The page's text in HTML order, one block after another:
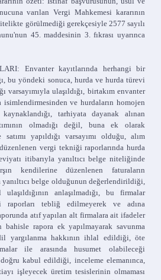
varılan Vergi Mahkemesi kararının
görülmediği gerekçesiyle 2577 sayılı
45. maddesinin 3. fıkrası uyarınca
Envanter kayıtlarında herhangi bir
bu yöndeki sonuca, hurda ve hurda türevi
varsayımıyla ulaşıldığı, birtakım envanter
ve hurdaların homojen
kaynaklandığı, tarhiyata dayanak alınan
olmadığı değil, buna ek olarak
yapıldığı varsayımı olduğu, alım
vergi tekniği raporlarında hurda
itibarıyla yanıltıcı belge niteliğinde
kendilerine düzenlenen faturaların
yanıltıcı belge olduğunun değerlendirildiği,
anlaşılmadığı, bu firmalar
raporları tebliğ edilmeyerek ve adına
atıf yapılan alt firmalara ait ifadeler
rapora ek yapılmayarak savunma
yargılanma hakkının ihlal edildiği, öte
ile arasında husumet olabileceği
kabul edildiği, inceleme elemanınca,
işleyecek üretim tesislerinin olmaması